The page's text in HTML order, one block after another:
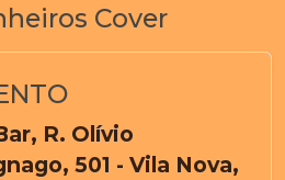
Cover
R. Olívio
501 - Vila Nova,